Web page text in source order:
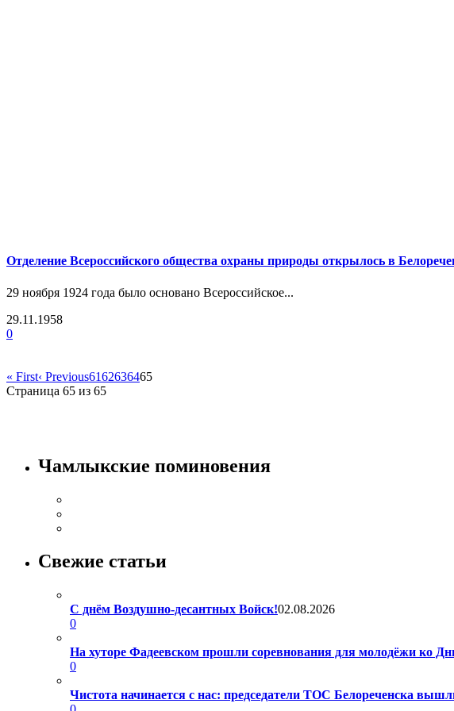
Отделение Всероссийского общества охраны природы открылось в
29 ноября 1924 года было основано Всероссийское...
29.11.1958
0
« First‹ Previous6162636465
Страница 65 из 65
Чамлыкские поминовения
Свежие статьи
С днём Воздушно-десантных Войск!02.08.2026
0
На хуторе Фадеевском прошли соревнования для молодёжи ко
0
Чистота начинается с нас: председатели ТОС Белореченска